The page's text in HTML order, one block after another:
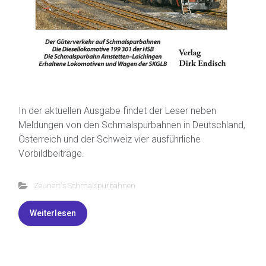
In der aktuellen Ausgabe findet der Leser neben
Meldungen von den Schmalspurbahnen in Deutschland,
Österreich und der Schweiz vier ausführliche
Vorbildbeiträge.
Zeunert's Schmalspurbahnen
Weiterlesen